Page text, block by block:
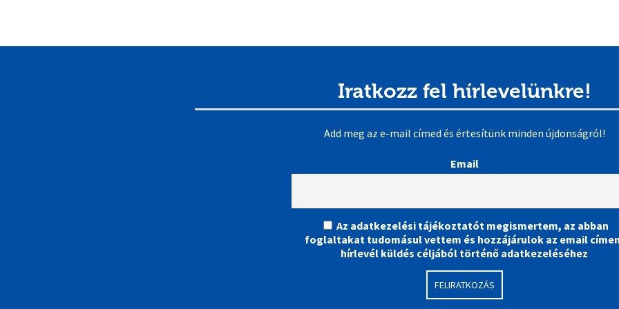
Iratkozz fel hírlevelünkre!
Add meg az e-mail címed és értesítünk minden újdonságról!
Email
Az adatkezelési tájékoztatót megismertem, az abban
foglaltakat tudomásul vettem és hozzájárulok az email
hírlevél küldés céljából történő adatkezeléséhez